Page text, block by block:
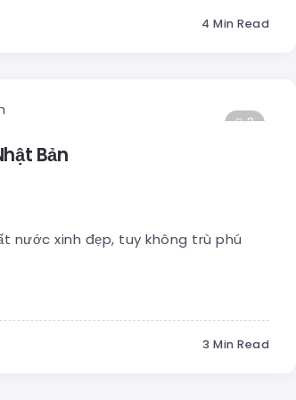
4 Min Read
3
Bản
nước xinh đẹp, tuy không trù phú
3 Min Read